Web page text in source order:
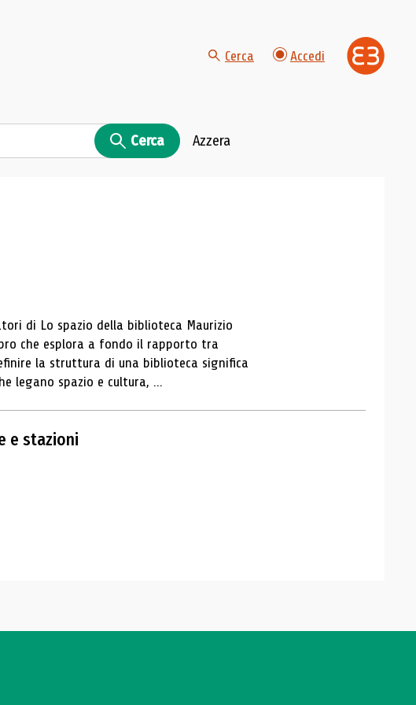
Cerca Accedi
Cerca Azzera
di Lo spazio della biblioteca Maurizio
che esplora a fondo il rapporto tra
la struttura di una biblioteca significa
legano spazio e cultura, ...
e stazioni